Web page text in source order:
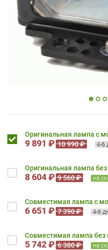
Оригинальная лампа с
9 891 ₽ 10 990 ₽ 4-6
Оригинальная лампа
8 604 ₽ 9 560 ₽ на
Совместимая лампа с
6 651 ₽ 7 390 ₽ 4-6
Совместимая лампа без
5 742 ₽ 6 380 ₽ на